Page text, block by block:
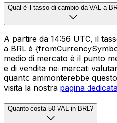
Qual è il tasso di cambio da VAL a
A partire da 14:56 UTC, il
a BRL è
medio di mercato è il punto
e di vendita nei mercati
quanto ammonterebbe
visita la nostra pagina
Quanto costa 50 VAL in BRL?